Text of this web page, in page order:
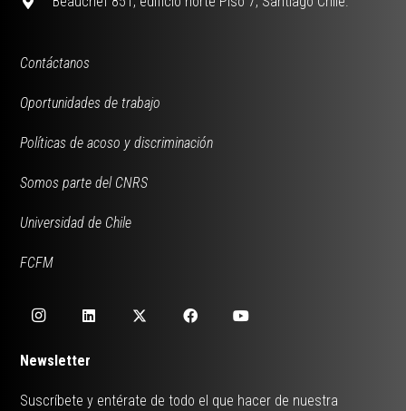
Contáctanos
Oportunidades de trabajo
Políticas de acoso y discriminación
Somos parte del CNRS
Universidad de Chile
FCFM
Newsletter
Suscríbete y entérate de todo el que hacer de nuestra